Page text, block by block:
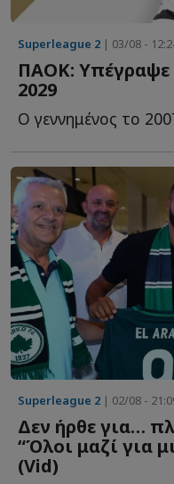
Superleague 2 | 03/08 -
ΠΑΟΚ: Υπέγραψε
2029
Superleague 2 | 02/08 -
Δεν ήρθε για…
“Όλοι μαζί για
(Vid)